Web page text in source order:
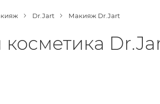
Dr.Jart Макияж Dr.Jart